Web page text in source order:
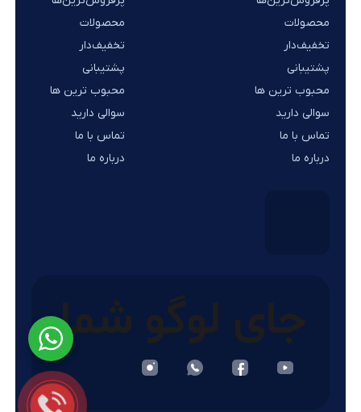
محصولات
تخفیف‌دار
پشتیبانی
محبوب ترین ها
سوالی دارید
تماس با ما
درباره ما
محصولات
تخفیف‌دار
پشتیبانی
محبوب ترین ها
سوالی دارید
تماس با ما
درباره ما